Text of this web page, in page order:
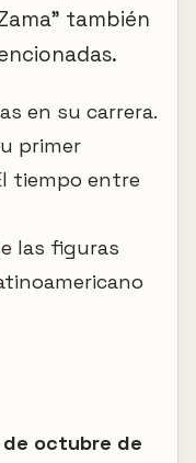
también
en su carrera.
primer
tiempo entre
las figuras
de octubre de